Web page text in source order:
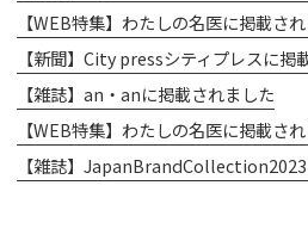
【WEB特集】わたしの名医に掲載さ
【新聞】City pressシティプレスに掲
【雑誌】an・anに掲載されました
【WEB特集】わたしの名医に掲載さ
【雑誌】